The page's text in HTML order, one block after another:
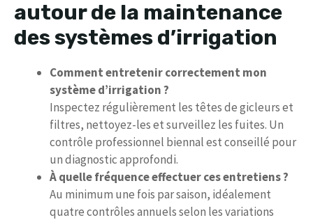
autour de la maintenance
des systèmes d’irrigation
Comment entretenir correctement mon
système d’irrigation ?
Inspectez régulièrement les têtes de gicleurs et
filtres, nettoyez-les et surveillez les fuites. Un
contrôle professionnel biennal est conseillé pour
un diagnostic approfondi.
À quelle fréquence effectuer ces entretiens ?
Au minimum une fois par saison, idéalement
quatre contrôles annuels selon les variations